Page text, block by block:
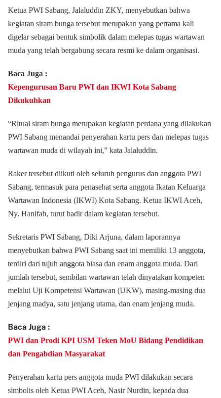
Ketua PWI Sabang, Jalaluddin ZKY, menyebutkan bahwa
kegiatan siram bunga tersebut merupakan yang pertama kali
digelar sebagai bentuk simbolik dalam melepas tugas wartawan
muda yang telah bergabung secara resmi ke dalam organisasi.
Baca Juga :
Kepengurusan Baru PWI dan IKWI Kota Sabang
Dikukuhkan
“Ritual siram bunga merupakan kegiatan perdana yang dilakukan
PWI Sabang menandai penyerahan kartu pers dan melepas tugas
wartawan muda di wilayah ini,” kata Jalaluddin.
Raker tersebut diikuti oleh seluruh pengurus dan anggota PWI
Sabang, termasuk para penasehat serta anggota Ikatan Keluarga
Wartawan Indonesia (IKWI) Kota Sabang. Ketua IKWI Aceh,
Ny. Hanifah, turut hadir dalam kegiatan tersebut.
Sekretaris PWI Sabang, Diki Arjuna, dalam laporannya
menyebutkan bahwa PWI Sabang saat ini memiliki 13 anggota,
terdiri dari tujuh anggota biasa dan enam anggota muda. Dari
jumlah tersebut, sembilan wartawan telah dinyatakan kompeten
melalui Uji Kompetensi Wartawan (UKW), masing-masing dua
jenjang madya, satu jenjang utama, dan enam jenjang muda.
Baca Juga :
PWI dan Prodi KPI USM Teken MoU Bidang Pendidikan
dan Pengabdian Masyarakat
Penyerahan kartu pers anggota muda PWI dilakukan secara
simbolis oleh Ketua PWI Aceh, Nasir Nurdin, kepada dua